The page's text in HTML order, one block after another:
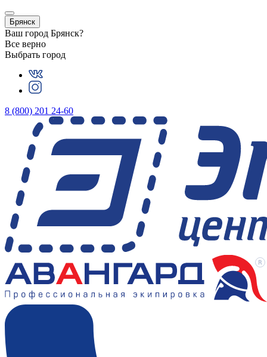
Брянск
Ваш город Брянск?
Все верно
Выбрать город
8 (800) 201 24-60